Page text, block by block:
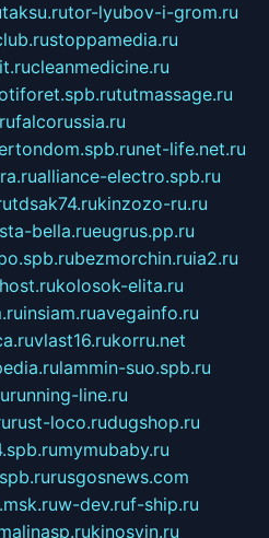
taksu.rutor-lyubov-i-grom.ru
stoppamedia.ru
cleanmedicine.ru
tutmassage.ru
falcorussia.ru
net-life.net.ru
alliance-electro.spb.ru
tdsak74.rukinzozo-ru.ru
bella.rueugrus.pp.ru
bezmorchin.ruia2.ru
kolosok-elita.ru
insiam.ruavegainfo.ru
vlast16.rukorru.net
lammin-suo.spb.ru
running-line.ru
rust-loco.rudugshop.ru
mymubaby.ru
rusgosnews.com
w-dev.ruf-ship.ru
kinosvin.ru